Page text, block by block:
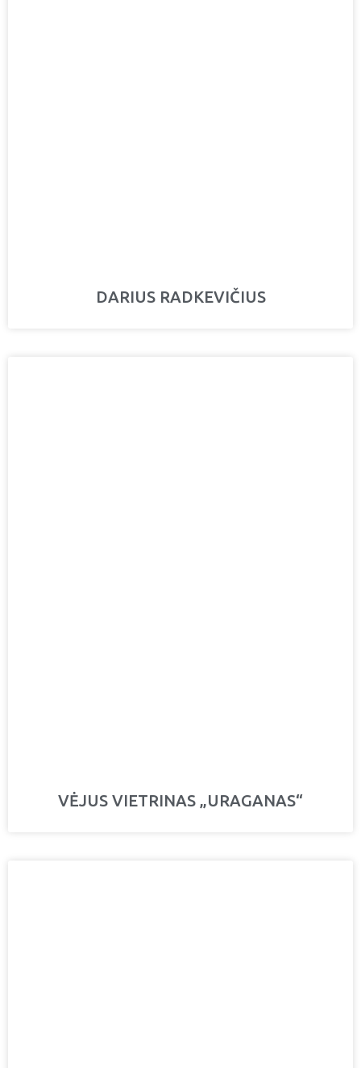
DARIUS RADKEVIČIUS
VĖJUS VIETRINAS „URAGANAS“